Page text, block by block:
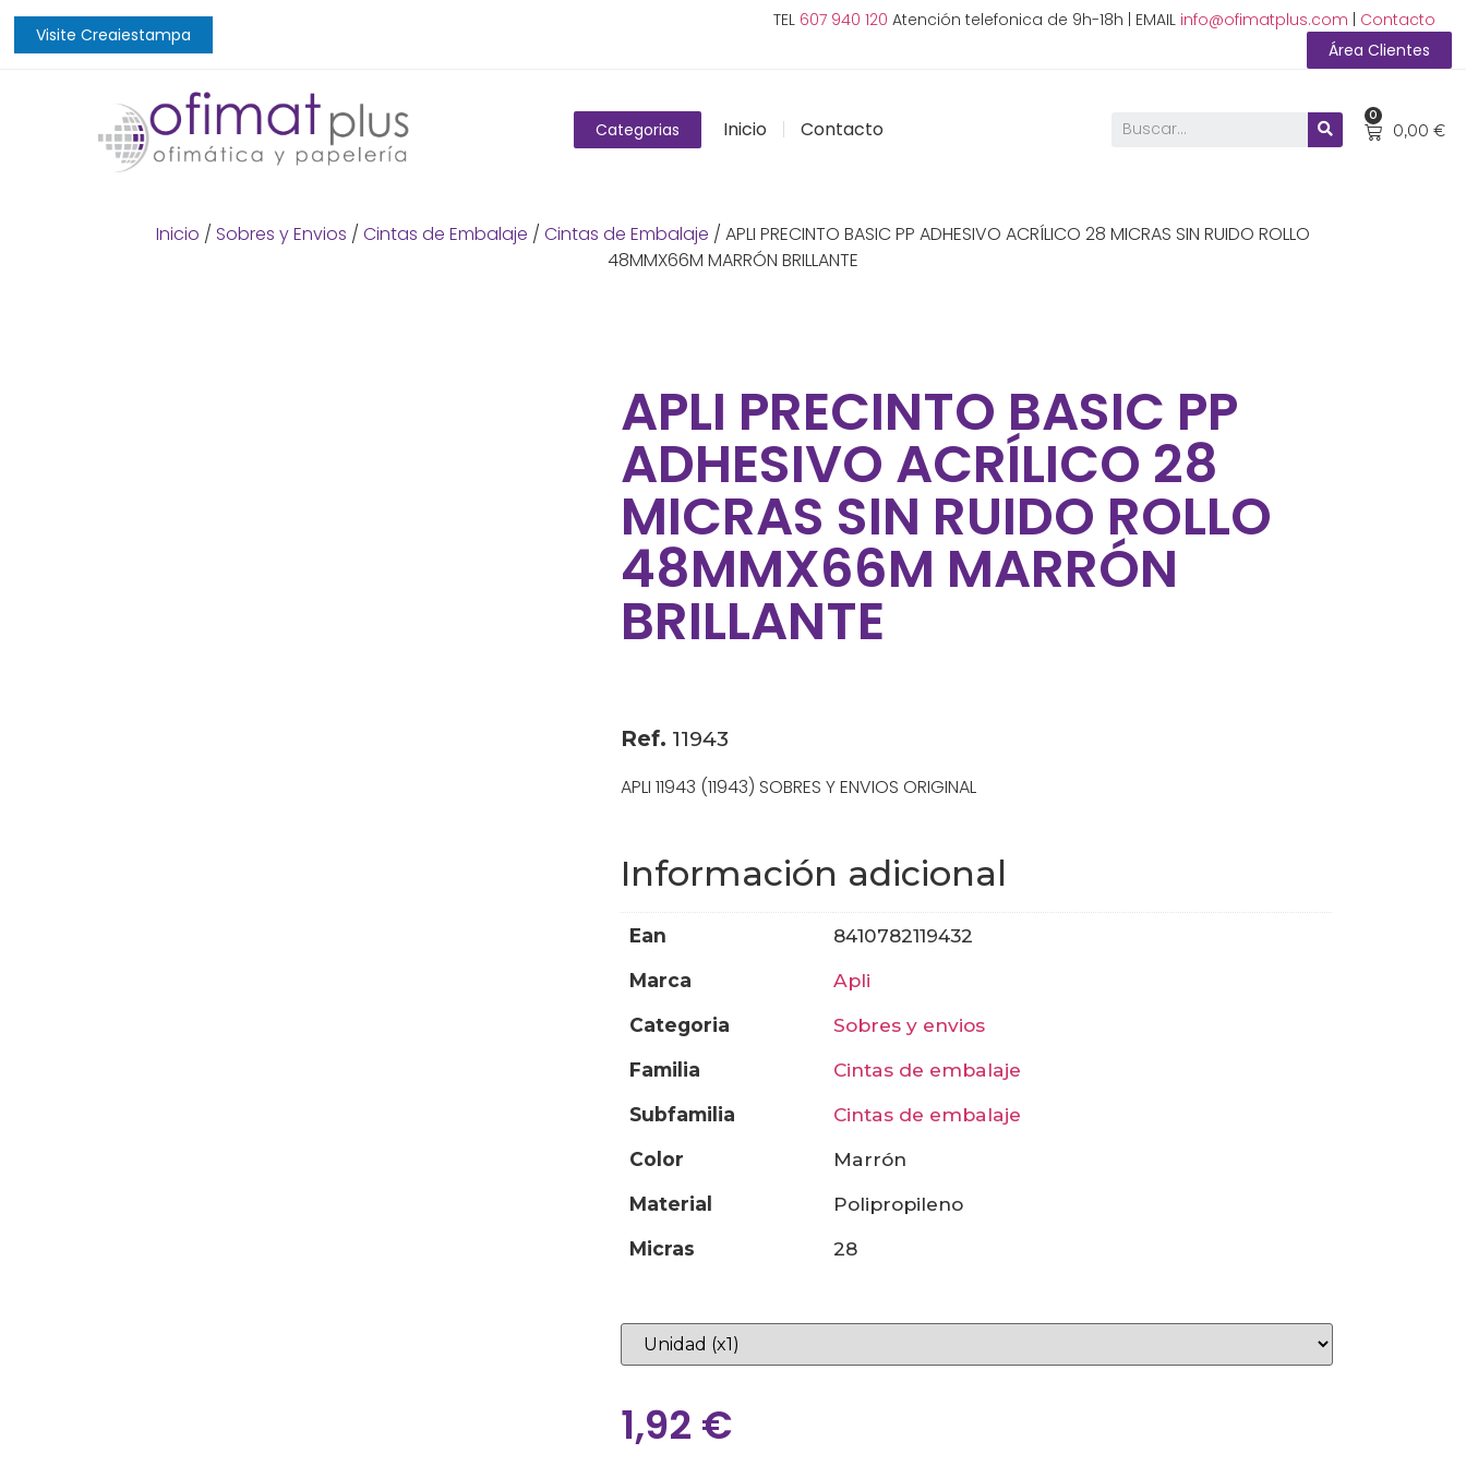
Visite Creaiestampa
TEL 607 940 120 Atención telefonica de 9h-18h | EMAIL info@ofimatplus.com
Contacto
Área Clientes
Categorias Inicio Contacto 0,00 €
0
Inicio / Sobres y Envios / Cintas de Embalaje / Cintas de Embalaje / APLI PRECINTO BASIC PP ADHESIVO ACRÍLICO 28 MICRAS SIN RUIDO ROLLO
48MMX66M MARRÓN BRILLANTE
APLI PRECINTO BASIC PP
ADHESIVO ACRÍLICO 28
MICRAS SIN RUIDO ROLLO
48MMX66M MARRÓN
BRILLANTE
Ref. 11943
APLI 11943 (11943) SOBRES Y ENVIOS ORIGINAL
Información adicional
ean
8410782119432
marca
apli
categoria
sobres y envios
familia
cintas de embalaje
subfamilia
cintas de embalaje
color
marrón
material
polipropileno
micras
28
1,92 €